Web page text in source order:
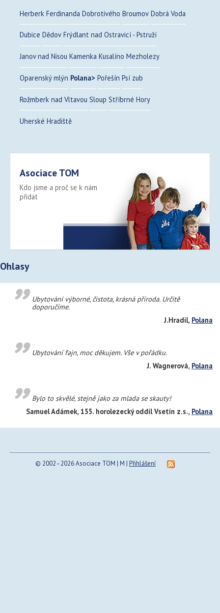
Herberk Ferdinanda Dobrotivého Broumov Dobrá Voda
Dubice Dědov Frýdlant nad Ostravicí - Pstruží
Janov nad Nisou Kamenka Kusalíno Mezholezy
Oparenský mlýn Polana Pořešín Psí zub
Rožmberk nad Vltavou Sloup Stříbrné Hory
Uherské Hradiště
Asociace TOM
Kdo jsme a proč se k nám
přidat
Ohlasy
Ubytování výborné, čistota, krásná příroda. Určitě
doporučíme.
J.Hradil, Polana
Ubytování fajn, moc děkujem. Vše v pořádku.
J. Wagnerová, Polana
Bylo to skvělé, stejně jako za mlada se skauty!
Samuel Adámek, 155. horolezecký oddíl Vsetín z.s., Polana
© 2002–2026 Asociace TOM | M | Přihlášení